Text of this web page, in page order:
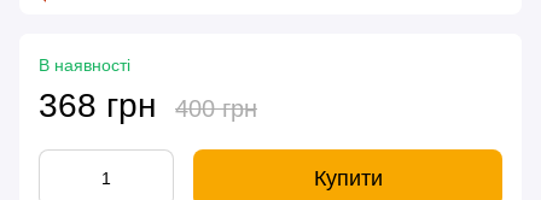
В наявності
368 грн 400 грн
Купити